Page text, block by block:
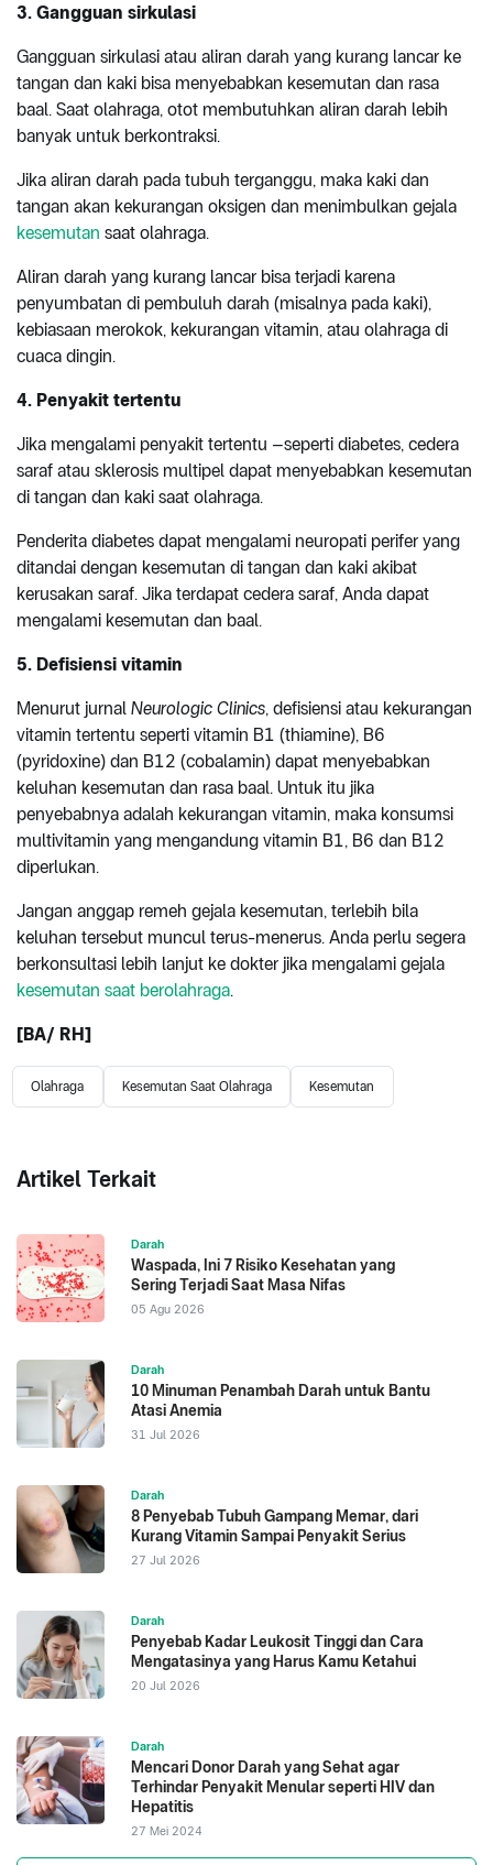
3. Gangguan sirkulasi
Gangguan sirkulasi atau aliran darah yang kurang lancar ke
tangan dan kaki bisa menyebabkan kesemutan dan rasa
baal. Saat olahraga, otot membutuhkan aliran darah lebih
banyak untuk berkontraksi.
Jika aliran darah pada tubuh terganggu, maka kaki dan
tangan akan kekurangan oksigen dan menimbulkan gejala
kesemutan saat olahraga.
Aliran darah yang kurang lancar bisa terjadi karena
penyumbatan di pembuluh darah (misalnya pada kaki),
kebiasaan merokok, kekurangan vitamin, atau olahraga di
cuaca dingin.
4. Penyakit tertentu
Jika mengalami penyakit tertentu –seperti diabetes, cedera
saraf atau sklerosis multipel dapat menyebabkan kesemutan
di tangan dan kaki saat olahraga.
Penderita diabetes dapat mengalami neuropati perifer yang
ditandai dengan kesemutan di tangan dan kaki akibat
kerusakan saraf. Jika terdapat cedera saraf, Anda dapat
mengalami kesemutan dan baal.
5. Defisiensi vitamin
Menurut jurnal Neurologic Clinics, defisiensi atau kekurangan
vitamin tertentu seperti vitamin B1 (thiamine), B6
(pyridoxine) dan B12 (cobalamin) dapat menyebabkan
keluhan kesemutan dan rasa baal. Untuk itu jika
penyebabnya adalah kekurangan vitamin, maka konsumsi
multivitamin yang mengandung vitamin B1, B6 dan B12
diperlukan.
Jangan anggap remeh gejala kesemutan, terlebih bila
keluhan tersebut muncul terus-menerus. Anda perlu segera
berkonsultasi lebih lanjut ke dokter jika mengalami gejala
kesemutan saat berolahraga.
[BA/ RH]
Olahraga Kesemutan Saat Olahraga Kesemutan
Artikel Terkait
Darah
Waspada, Ini 7 Risiko Kesehatan yang
Sering Terjadi Saat Masa Nifas
05 Agu 2026
Darah
10 Minuman Penambah Darah untuk Bantu
Atasi Anemia
31 Jul 2026
Darah
8 Penyebab Tubuh Gampang Memar, dari
Kurang Vitamin Sampai Penyakit Serius
27 Jul 2026
Darah
Penyebab Kadar Leukosit Tinggi dan Cara
Mengatasinya yang Harus Kamu Ketahui
20 Jul 2026
Darah
Mencari Donor Darah yang Sehat agar
Terhindar Penyakit Menular seperti HIV dan
Hepatitis
27 Mei 2024